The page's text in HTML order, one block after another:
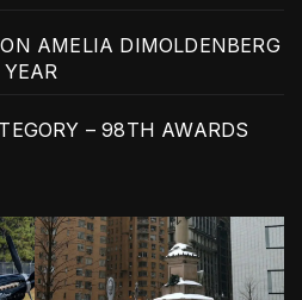
AMELIA DIMOLDENBERG
– 98TH AWARDS